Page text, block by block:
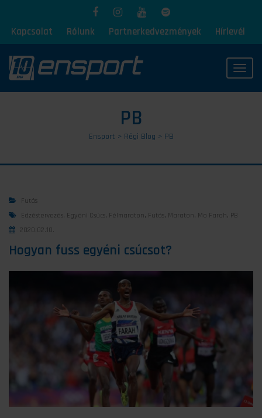
Kapcsolat Rólunk Partnerkedvezmények Hírlevél
PB
Ensport > Régi Blog > PB
Futás
Edzéstervezés, Egyéni Csúcs, Félmaraton , Futás, Maraton , Mo Farah , PB
2020.02.10.
Hogyan fuss egyéni csúcsot?